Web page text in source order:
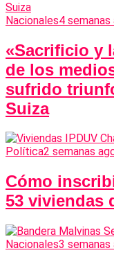
Nacionales4 semanas
«Sacrificio y
de los
sufrido
Suiza
Política2 semanas
Cómo
53 viviendas
Nacionales3 semanas